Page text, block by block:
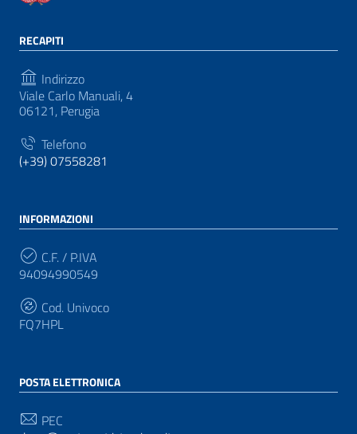
RECAPITI
Indirizzo
Viale Carlo Manuali, 4
06121, Perugia
Telefono
(+39) 07558281
INFORMAZIONI
C.F. / P.IVA
94094990549
Cod. Univoco
FQ7HPL
POSTA ELETTRONICA
PEC